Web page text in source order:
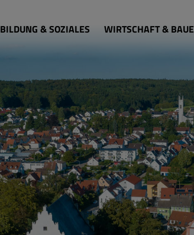
BILDUNG & SOZIALES WIRTSCHAFT &